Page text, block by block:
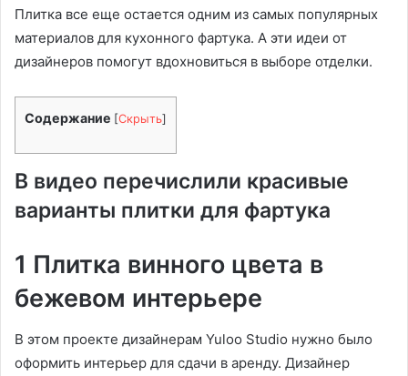
Плитка все еще остается одним из самых популярных
материалов для кухонного фартука. А эти идеи от
дизайнеров помогут вдохновиться в выборе отделки.
Содержание [Скрыть]
В видео перечислили красивые
варианты плитки для фартука
1 Плитка винного цвета в
бежевом интерьере
В этом проекте дизайнерам Yuloo Studio нужно было
оформить интерьер для сдачи в аренду. Дизайнер